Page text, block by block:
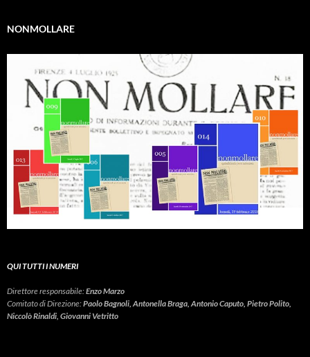
NONMOLLARE
QUI TUTTI I NUMERI
Direttore responsabile:Enzo Marzo
Comitato di Direzione:Paolo Bagnoli, Antonella Braga, Antonio Caputo, Pietro Polito,
Niccolò Rinaldi, Giovanni Vetritto